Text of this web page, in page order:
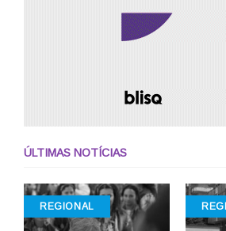
ÚLTIMAS NOTÍCIAS
REGIONAL